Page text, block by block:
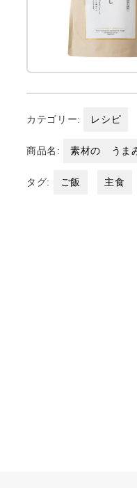
カテゴリー: レシピ
商品名: 素材の うま
タグ: ご飯 主食